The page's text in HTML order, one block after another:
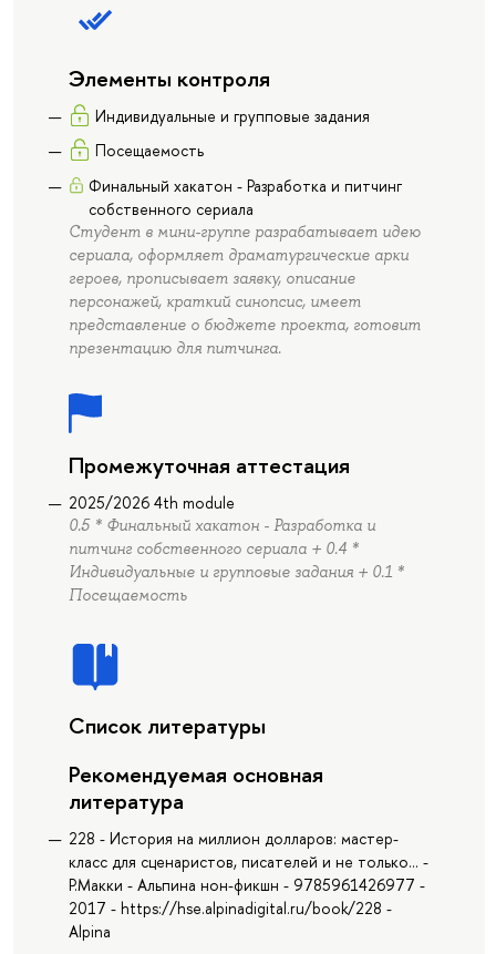
Элементы контроля
Индивидуальные и групповые задания
Посещаемость
Финальный хакатон - Разработка и питчинг
собственного сериала
Студент в мини-группе разрабатывает идею
сериала, оформляет драматургические арки
героев, прописывает заявку, описание
персонажей, краткий синопсис, имеет
представление о бюджете проекта, готовит
презентацию для питчинга.
Промежуточная аттестация
2025/2026 4th module
0.5 * Финальный хакатон - Разработка и
питчинг собственного сериала + 0.4 *
Индивидуальные и групповые задания + 0.1 *
Посещаемость
Список литературы
Рекомендуемая основная
литература
228 - История на миллион долларов: мастер-
класс для сценаристов, писателей и не только... -
Р.Макки - Альпина нон-фикшн - 9785961426977 -
2017 - https://hse.alpinadigital.ru/book/228 -
Alpina